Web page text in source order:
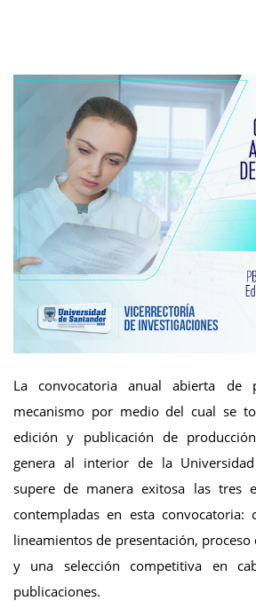
La convocatoria anual abierta de
mecanismo por medio del cual se
edición y publicación de
genera al interior de la
supere de manera exitosa las tres
contempladas en esta
lineamientos de presentación,
y una selección competitiva en
publicaciones.